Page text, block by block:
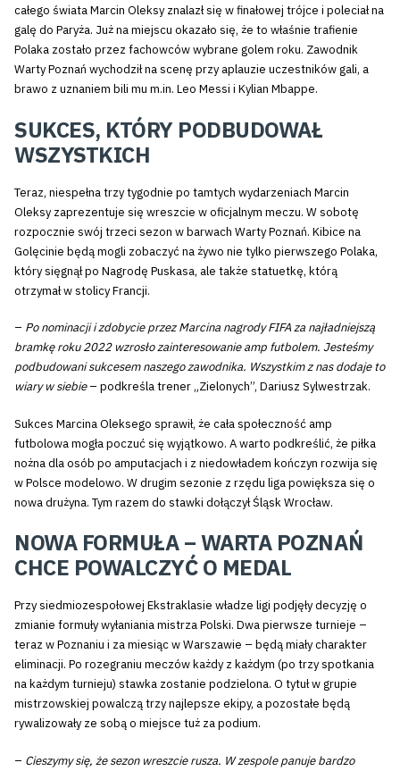
całego świata Marcin Oleksy znalazł się w finałowej trójce i poleciał na
galę do Paryża. Już na miejscu okazało się, że to właśnie trafienie
Polaka zostało przez fachowców wybrane golem roku. Zawodnik
Warty Poznań wychodził na scenę przy aplauzie uczestników gali, a
brawo z uznaniem bili mu m.in. Leo Messi i Kylian Mbappe.
SUKCES, KTÓRY PODBUDOWAŁ
WSZYSTKICH
Teraz, niespełna trzy tygodnie po tamtych wydarzeniach Marcin
Oleksy zaprezentuje się wreszcie w oficjalnym meczu. W sobotę
rozpocznie swój trzeci sezon w barwach Warty Poznań. Kibice na
Golęcinie będą mogli zobaczyć na żywo nie tylko pierwszego Polaka,
który sięgnął po Nagrodę Puskasa, ale także statuetkę, którą
otrzymał w stolicy Francji.
– Po nominacji i zdobycie przez Marcina nagrody FIFA za najładniejszą
bramkę roku 2022 wzrosło zainteresowanie amp futbolem. Jesteśmy
podbudowani sukcesem naszego zawodnika. Wszystkim z nas dodaje to
wiary w siebie– podkreśla trener „Zielonych”, Dariusz Sylwestrzak.
Sukces Marcina Oleksego sprawił, że cała społeczność amp
futbolowa mogła poczuć się wyjątkowo. A warto podkreślić, że piłka
nożna dla osób po amputacjach i z niedowładem kończyn rozwija się
w Polsce modelowo. W drugim sezonie z rzędu liga powiększa się o
nowa drużyna. Tym razem do stawki dołączył Śląsk Wrocław.
NOWA FORMUŁA – WARTA POZNAŃ
CHCE POWALCZYĆ O MEDAL
Przy siedmiozespołowej Ekstraklasie władze ligi podjęły decyzję o
zmianie formuły wyłaniania mistrza Polski. Dwa pierwsze turnieje –
teraz w Poznaniu i za miesiąc w Warszawie – będą miały charakter
eliminacji. Po rozegraniu meczów każdy z każdym (po trzy spotkania
na każdym turnieju) stawka zostanie podzielona. O tytuł w grupie
mistrzowskiej powalczą trzy najlepsze ekipy, a pozostałe będą
rywalizowały ze sobą o miejsce tuż za podium.
– Cieszymy się, że sezon wreszcie rusza. W zespole panuje bardzo